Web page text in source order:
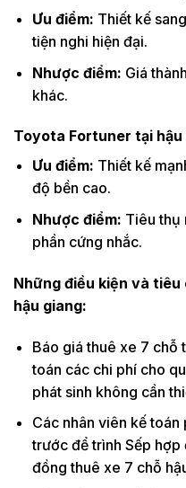
Ưu điểm: Thiết kế
tiện nghi hiện đại.
Nhược điểm: Giá
khác.
Toyota Fortuner tại hậu
Ưu điểm: Thiết kế
độ bền cao.
Nhược điểm: Tiêu thụ
phần cứng nhắc.
Những điều kiện và
hậu giang:
Báo giá thuê xe 7 chỗ
toán các chi phí cho
phát sinh không cần
Các nhân viên kế
trước để trình Sếp
đồng thuê xe 7 chỗ